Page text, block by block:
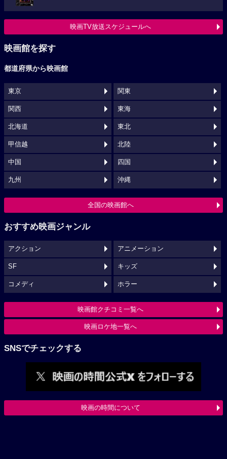
映画TV放送スケジュールへ
映画館を探す
都道府県から映画館
東京 関東
関西 東海
北海道 東北
甲信越 北陸
中国 四国
九州 沖縄
全国の映画館へ
おすすめ映画ジャンル
アクション アニメーション
SF キッズ
コメディ ホラー
映画館クチコミ一覧へ
映画ロケ地一覧へ
SNSでチェックする
映画の時間について